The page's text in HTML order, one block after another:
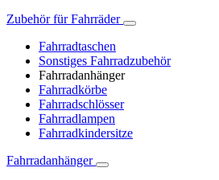
Zubehör für Fahrräder
Fahrradtaschen
Sonstiges Fahrradzubehör
Fahrradanhänger
Fahrradkörbe
Fahrradschlösser
Fahrradlampen
Fahrradkindersitze
Fahrradanhänger